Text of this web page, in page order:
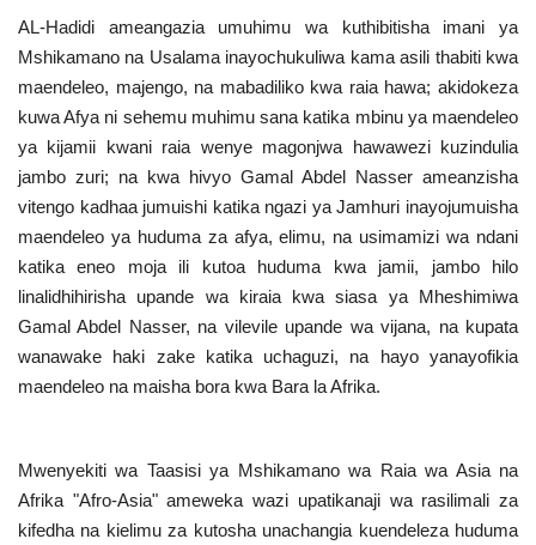
AL-Hadidi ameangazia umuhimu wa kuthibitisha imani ya
Mshikamano na Usalama inayochukuliwa kama asili thabiti kwa
maendeleo, majengo, na mabadiliko kwa raia hawa; akidokeza
kuwa Afya ni sehemu muhimu sana katika mbinu ya maendeleo
ya kijamii kwani raia wenye magonjwa hawawezi kuzindulia
jambo zuri; na kwa hivyo Gamal Abdel Nasser ameanzisha
vitengo kadhaa jumuishi katika ngazi ya Jamhuri inayojumuisha
maendeleo ya huduma za afya, elimu, na usimamizi wa ndani
katika eneo moja ili kutoa huduma kwa jamii, jambo hilo
linalidhihirisha upande wa kiraia kwa siasa ya Mheshimiwa
Gamal Abdel Nasser, na vilevile upande wa vijana, na kupata
wanawake haki zake katika uchaguzi, na hayo yanayofikia
maendeleo na maisha bora kwa Bara la Afrika.
Mwenyekiti wa Taasisi ya Mshikamano wa Raia wa Asia na
Afrika "Afro-Asia" ameweka wazi upatikanaji wa rasilimali za
kifedha na kielimu za kutosha unachangia kuendeleza huduma